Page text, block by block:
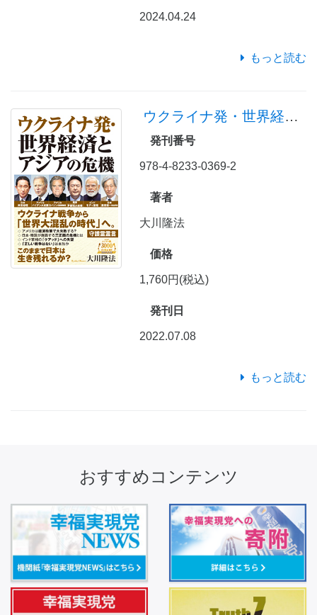
2024.04.24
もっと読む
ウクライナ発・世界経済とアジアの危機
発刊番号
978-4-8233-0369-2
著者
大川隆法
価格
1,760円(税込)
発刊日
2022.07.08
もっと読む
おすすめコンテンツ